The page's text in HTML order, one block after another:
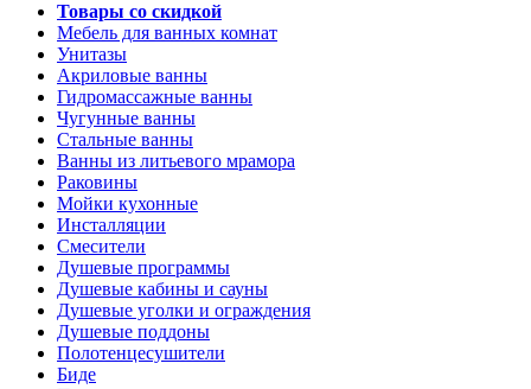
Товары со скидкой
Мебель для ванных комнат
Унитазы
Акриловые ванны
Гидромассажные ванны
Чугунные ванны
Стальные ванны
Ванны из литьевого мрамора
Раковины
Мойки кухонные
Инсталляции
Смесители
Душевые программы
Душевые кабины и сауны
Душевые уголки и ограждения
Душевые поддоны
Полотенцесушители
Биде